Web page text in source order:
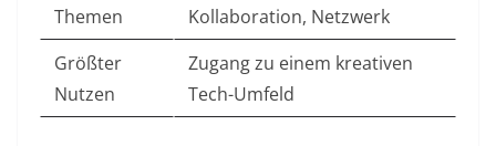
Themen
Kollaboration, Netzwerk
Größter
Nutzen
Zugang zu einem kreativen
Tech-Umfeld